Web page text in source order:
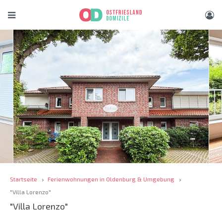
Startseite
Ferienwohnungen in Oldenburg & Umgebung
"Villa Lorenzo"
"Villa Lorenzo"